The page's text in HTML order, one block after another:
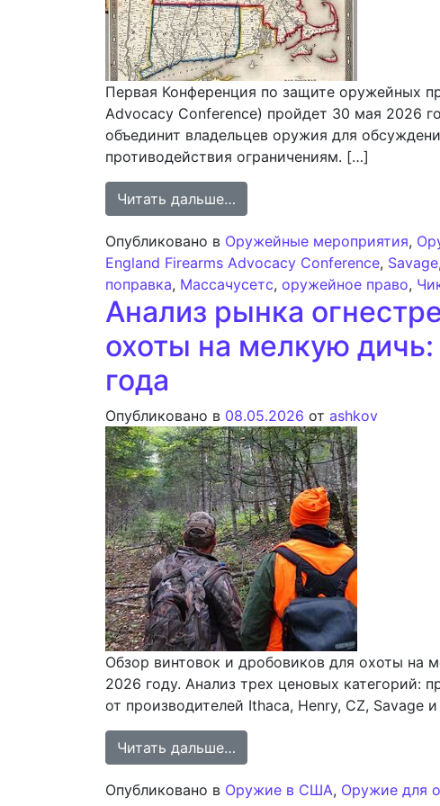
Первая Конференция по защите оружейных
Advocacy Conference) пройдет 30 мая 2026
объединит владельцев оружия для
противодействия ограничениям. […]
Читать дальше…
Опубликовано в Оружейные мероприятия,
England Firearms Advocacy Conference, Savage,
поправка, Массачусетс, оружейное право,
Анализ рынка
охоты на мелкую
года
Опубликовано в 08.05.2026 от ashkov
Обзор винтовок и дробовиков для охоты
2026 году. Анализ трех ценовых
от производителей Ithaca, Henry, CZ, Savage
Читать дальше…
Опубликовано в Оружие в США, Оружие для